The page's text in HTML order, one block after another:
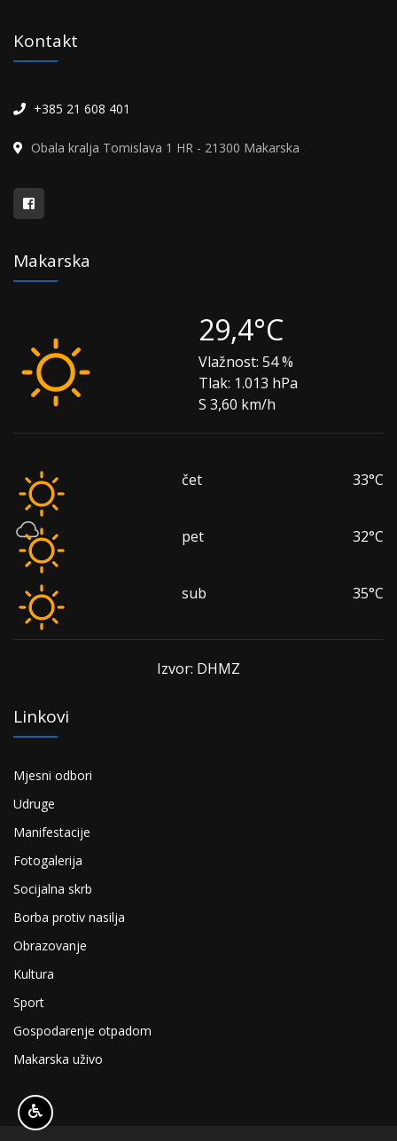
Kontakt
+385 21 608 401
Obala kralja Tomislava 1 HR - 21300 Makarska
Makarska
29,4°C
Vlažnost: 54 %
Tlak: 1.013 hPa
S 3,60 km/h
čet 33°C
pet 32°C
sub 35°C
Izvor: DHMZ
Linkovi
Mjesni odbori
Udruge
Manifestacije
Fotogalerija
Socijalna skrb
Borba protiv nasilja
Obrazovanje
Kultura
Sport
Gospodarenje otpadom
Makarska uživo